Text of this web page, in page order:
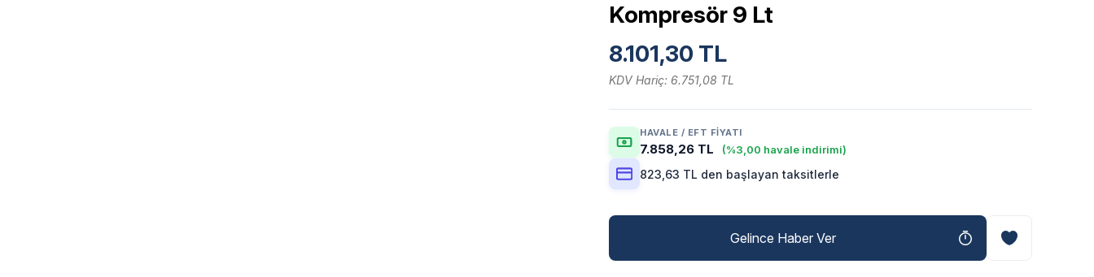
Kompresör 9 Lt
8.101,30 TL
KDV Hariç: 6.751,08 TL
HAVALE / EFT FIYATI
7.858,26 TL (%3,00 havale indirimi)
823,63 TL den başlayan taksitlerle
Gelince Haber Ver